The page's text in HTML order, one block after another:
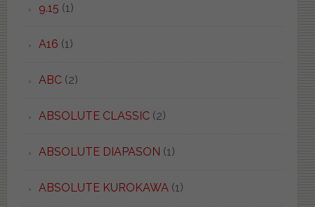
9.15 (1)
A16 (1)
ABC(2)
ABSOLUTE CLASSIC(2)
ABSOLUTE DIAPASON (1)
ABSOLUTE KUROKAWA (1)